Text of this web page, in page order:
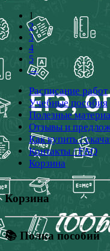
1
2
3
4
5
→
Расписание работ
Учебные пособия
Полезные
Отзывы и
Как купить /
Контакты / FAQ
Корзина
Корзина
📚 Полка пособий